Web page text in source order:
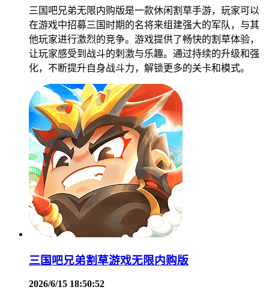
三国吧兄弟无限内购版是一款休闲割草手游，玩家可以
在游戏中招募三国时期的名将来组建强大的军队，与其
他玩家进行激烈的竞争。游戏提供了畅快的割草体验，
让玩家感受到战斗的刺激与乐趣。通过持续的升级和强
化，不断提升自身战斗力，解锁更多的关卡和模式。
三国吧兄弟割草游戏无限内购版
2026/6/15 18:50:52